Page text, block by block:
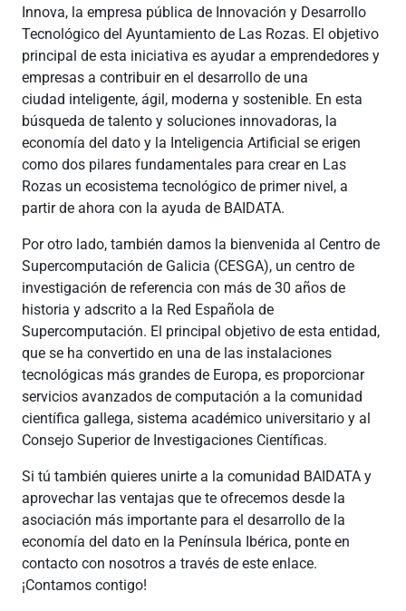
Innova, la empresa pública de Innovación y Desarrollo
Tecnológico del Ayuntamiento de Las Rozas. El objetivo
principal de esta iniciativa es ayudar a emprendedores y
empresas a contribuir en el desarrollo de una
ciudad inteligente, ágil, moderna y sostenible. En esta
búsqueda de talento y soluciones innovadoras, la
economía del dato y la Inteligencia Artificial se erigen
como dos pilares fundamentales para crear en Las
Rozas un ecosistema tecnológico de primer nivel, a
partir de ahora con la ayuda de BAIDATA.
Por otro lado, también damos la bienvenida al Centro de
Supercomputación de Galicia (CESGA), un centro de
investigación de referencia con más de 30 años de
historia y adscrito a la Red Española de
Supercomputación. El principal objetivo de esta entidad,
que se ha convertido en una de las instalaciones
tecnológicas más grandes de Europa, es proporcionar
servicios avanzados de computación a la comunidad
científica gallega, sistema académico universitario y al
Consejo Superior de Investigaciones Científicas.
Si tú también quieres unirte a la comunidad BAIDATA y
aprovechar las ventajas que te ofrecemos desde la
asociación más importante para el desarrollo de la
economía del dato en la Península Ibérica, ponte en
contacto con nosotros a través de este enlace.
¡Contamos contigo!